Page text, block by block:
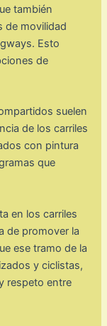
también
de movilidad
Esto
de
suelen
de los carriles
con pintura
que
en los carriles
de promover la
ese tramo de la
y ciclistas,
respeto entre